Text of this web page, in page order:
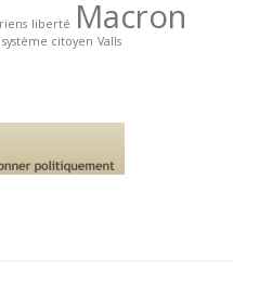
liberté Macron
système citoyen Valls